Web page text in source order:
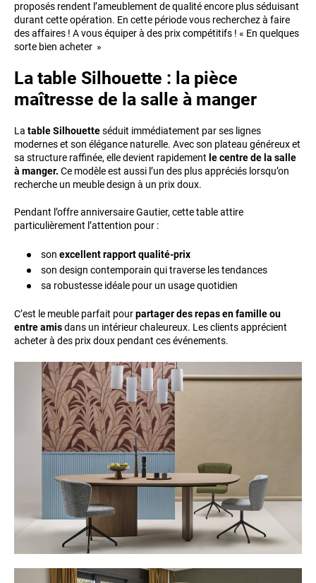
proposés rendent l’ameublement de qualité encore plus séduisant
durant cette opération. En cette période vous recherchez à faire
des affaires ! A vous équiper à des prix compétitifs ! « En quelques
sorte bien acheter »
La table Silhouette : la pièce
maîtresse de la salle à manger
La table Silhouetteséduit immédiatement par ses lignes
modernes et son élégance naturelle. Avec son plateau généreux et
sa structure raffinée, elle devient rapidement le centre de la salle
à manger. Ce modèle est aussi l’un des plus appréciés lorsqu’on
recherche un meuble design à un prix doux.
Pendant l’offre anniversaire Gautier, cette table attire
particulièrement l’attention pour :
son excellent rapport qualité-prix
son design contemporain qui traverse les tendances
sa robustesse idéale pour un usage quotidien
C’est le meuble parfait pourpartager des repas en famille ou
entre amisdans un intérieur chaleureux. Les clients apprécient
acheter à des prix doux pendant ces événements.